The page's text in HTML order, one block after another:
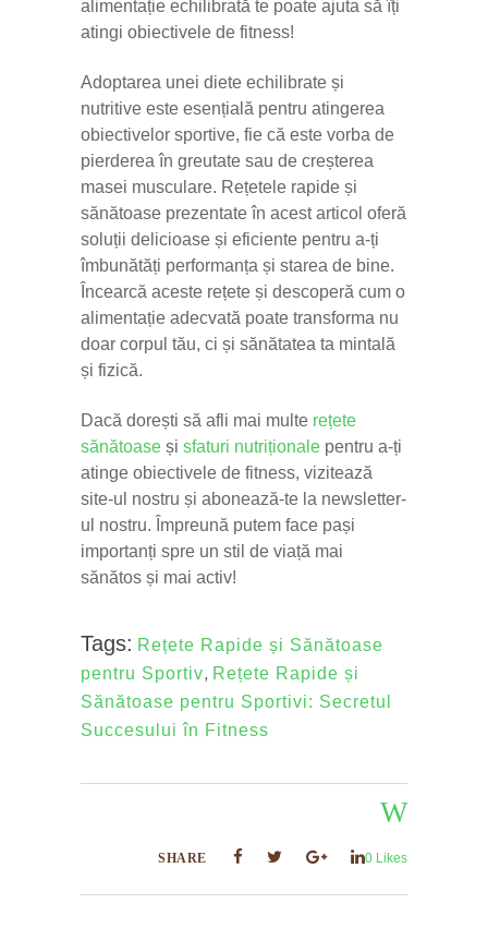
alimentație echilibrată te poate ajuta să îți
atingi obiectivele de fitness!
Adoptarea unei diete echilibrate și
nutritive este esențială pentru atingerea
obiectivelor sportive, fie că este vorba de
pierderea în greutate sau de creșterea
masei musculare. Rețetele rapide și
sănătoase prezentate în acest articol oferă
soluții delicioase și eficiente pentru a-ți
îmbunătăți performanța și starea de bine.
Încearcă aceste rețete și descoperă cum o
alimentație adecvată poate transforma nu
doar corpul tău, ci și sănătatea ta mintală
și fizică.
Dacă dorești să afli mai multe rețete
sănătoase și sfaturi nutriționale pentru a-ți
atinge obiectivele de fitness, vizitează
site-ul nostru și abonează-te la newsletter-
ul nostru. Împreună putem face pași
importanți spre un stil de viață mai
sănătos și mai activ!
Tags: Rețete Rapide și Sănătoase
pentru Sportiv, Rețete Rapide și
Sănătoase pentru Sportivi: Secretul
Succesului în Fitness
SHARE 0 Likes